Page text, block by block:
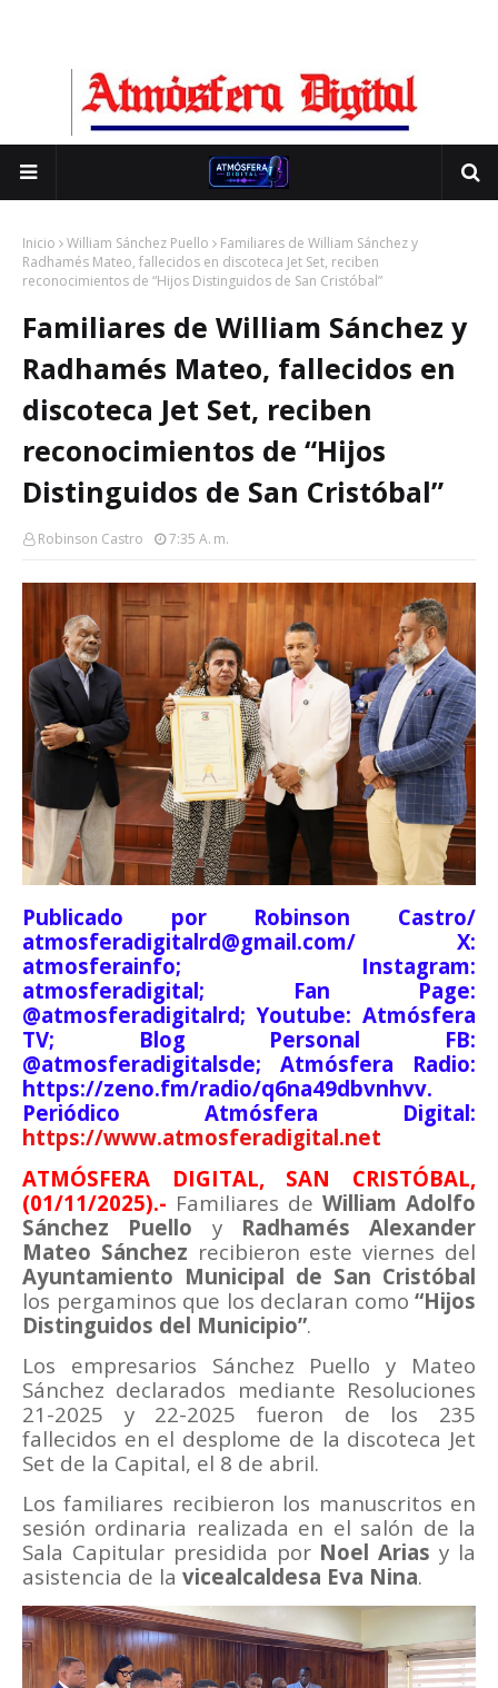
Inicio William Sánchez Puello
Familiares de William Sánchez y
Radhamés Mateo, fallecidos en discoteca Jet Set, reciben
reconocimientos de “Hijos Distinguidos de San Cristóbal”
Familiares de William Sánchez y
Radhamés Mateo, fallecidos en
discoteca Jet Set, reciben
reconocimientos de “Hijos
Distinguidos de San Cristóbal”
Robinson Castro 7:35 A. M.
Publicado por Robinson Castro/
atmosferadigitalrd@gmail.com/ X:
atmosferainfo; Instagram:
atmosferadigital; Fan Page:
@atmosferadigitalrd; Youtube: Atmósfera
TV; Blog Personal FB:
@atmosferadigitalsde; Atmósfera Radio:
https://zeno.fm/radio/q6na49dbvnhvv.
Periódico Atmósfera Digital:
https://www.atmosferadigital.net
ATMÓSFERA DIGITAL, SAN CRISTÓBAL,
(01/11/2025).- Familiares de William Adolfo
Sánchez Puello yRadhamés Alexander
Mateo Sánchez recibieron este viernes del
Ayuntamiento Municipal de San Cristóbal
los pergaminos que los declaran como “Hijos
Distinguidos del Municipio”.
Los empresarios Sánchez Puello y Mateo
Sánchez declarados mediante Resoluciones
21-2025 y 22-2025 fueron de los 235
fallecidos en el desplome de la discoteca Jet
Set de la Capital, el 8 de abril.
Los familiares recibieron los manuscritos en
sesión ordinaria realizada en el salón de la
Sala Capitular presidida por Noel Arias y la
asistencia de la vicealcaldesa Eva Nina.